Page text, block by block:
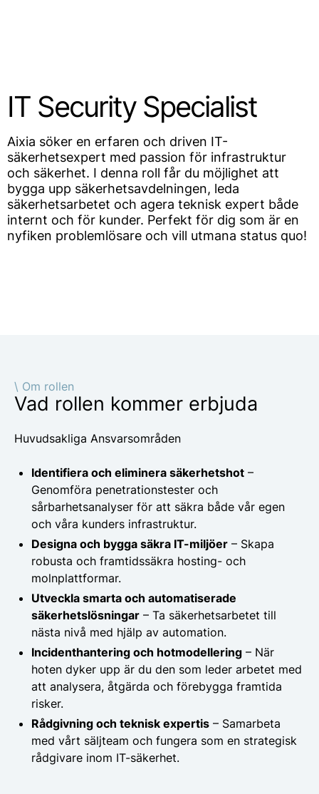
IT Security Specialist
Aixia söker en erfaren och driven IT-
säkerhetsexpert med passion för infrastruktur
och säkerhet. I denna roll får du möjlighet att
bygga upp säkerhetsavdelningen, leda
säkerhetsarbetet och agera teknisk expert både
internt och för kunder. Perfekt för dig som är en
nyfiken problemlösare och vill utmana status quo!
\ Om rollen
Vad rollen kommer erbjuda
Huvudsakliga Ansvarsområden
Identifiera och eliminera säkerhetshot –
Genomföra penetrationstester och
sårbarhetsanalyser för att säkra både vår egen
och våra kunders infrastruktur.
Designa och bygga säkra IT-miljöer – Skapa
robusta och framtidssäkra hosting- och
molnplattformar.
Utveckla smarta och automatiserade
säkerhetslösningar – Ta säkerhetsarbetet till
nästa nivå med hjälp av automation.
Incidenthantering och hotmodellering – När
hoten dyker upp är du den som leder arbetet med
att analysera, åtgärda och förebygga framtida
risker.
Rådgivning och teknisk expertis – Samarbeta
med vårt säljteam och fungera som en strategisk
rådgivare inom IT-säkerhet.